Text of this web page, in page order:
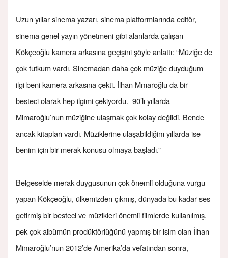
Uzun yıllar sinema yazarı, sinema platformlarında editör,
sinema genel yayın yönetmeni gibi alanlarda çalışan
Kökçeoğlu kamera arkasına geçişini şöyle anlattı: “Müziğe de
çok tutkum vardı. Sinemadan daha çok müziğe duyduğum
ilgi beni kamera arkasına çekti. İlhan Mmaroğlu da bir
besteci olarak hep ilgimi çekiyordu. 90’lı yıllarda
Mimaroğlu’nun müziğine ulaşmak çok kolay değildi. Bende
ancak kitapları vardı. Müziklerine ulaşabildiğim yıllarda ise
benim için bir merak konusu olmaya başladı.”
Belgeselde merak duygusunun çok önemli olduğuna vurgu
yapan Kökçeoğlu, ülkemizden çıkmış, dünyada bu kadar ses
getirmiş bir besteci ve müzikleri önemli filmlerde kullanılmış,
pek çok albümün prodüktörlüğünü yapmış bir isim olan İlhan
Mimaroğlu’nun 2012’de Amerika’da vefatından sonra,